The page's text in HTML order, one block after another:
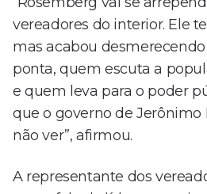
vereadores do interior. Ele
mas acabou
ponta, quem escuta a
e quem leva para o poder
que o governo de Jerônimo
não ver”, afirmou.
A representante dos